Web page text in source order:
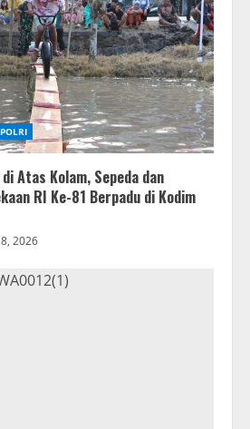
Atas Kolam, Sepeda dan
RI Ke-81 Berpadu di Kodim
2026